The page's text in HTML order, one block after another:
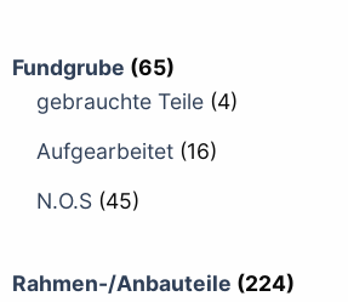
Fundgrube (65)
gebrauchte Teile (4)
Aufgearbeitet (16)
N.O.S (45)
Rahmen-/Anbauteile (224)